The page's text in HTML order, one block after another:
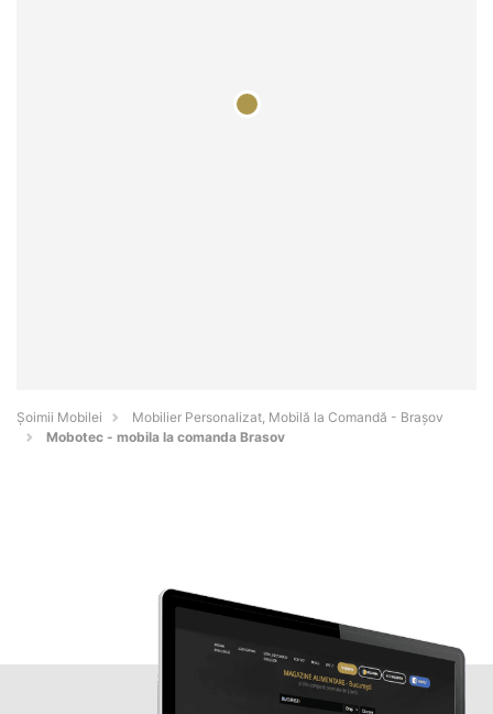
Șoimii Mobilei
Mobilier Personalizat, Mobilă la Comandă - Braşov
Mobotec - mobila la comanda Brasov